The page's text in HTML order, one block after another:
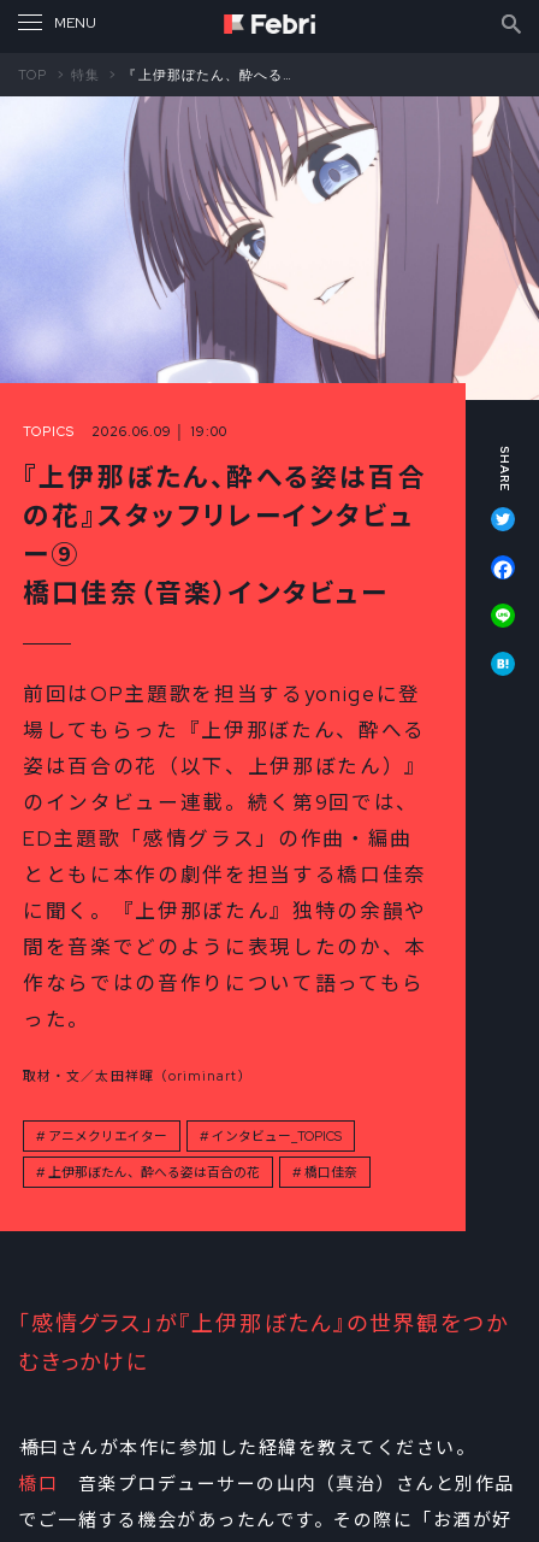
TOP 特集 『上伊那ぼたん、酔へる姿は百合の花』スタッフリレーインタビュー⑨ 橋口佳奈（音楽）インタビュー
TOPICS 2026.06.09 │ 19:00
『上伊那ぼたん、酔へる姿は百合
の花』スタッフリレーインタビュ
ー⑨
橋口佳奈（音楽）インタビュー
前回はOP主題歌を担当するyonigeに登
場してもらった『上伊那ぼたん、酔へる
姿は百合の花（以下、上伊那ぼたん）』
のインタビュー連載。続く第9回では、
ED主題歌「感情グラス」の作曲・編曲
とともに本作の劇伴を担当する橋口佳奈
に聞く。『上伊那ぼたん』独特の余韻や
間を音楽でどのように表現したのか、本
作ならではの音作りについて語ってもら
った。
取材・文／太田祥暉（oriminart）
アニメクリエイター インタビュー_TOPICS
上伊那ぼたん、酔へる姿は百合の花 橋口佳奈
「感情グラス」が『上伊那ぼたん』の世界観をつか
むきっかけに
――橋口さんが本作に参加した経緯を教えてください。
橋口 音楽プロデューサーの山内（真治）さんと別作品
でご一緒する機会があったんです。その際に「お酒が好